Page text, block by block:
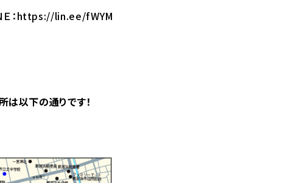
：https://lin.ee/fWYM
は以下の通りです！